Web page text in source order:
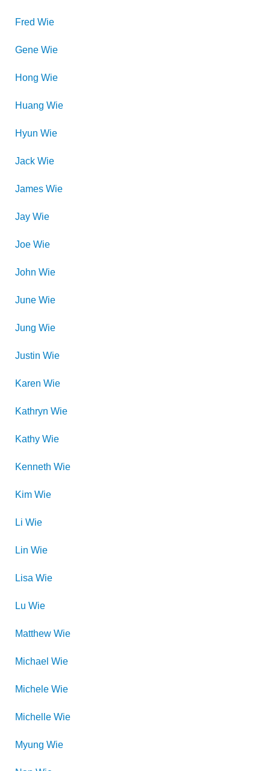
Fred Wie
Gene Wie
Hong Wie
Huang Wie
Hyun Wie
Jack Wie
James Wie
Jay Wie
Joe Wie
John Wie
June Wie
Jung Wie
Justin Wie
Karen Wie
Kathryn Wie
Kathy Wie
Kenneth Wie
Kim Wie
Li Wie
Lin Wie
Lisa Wie
Lu Wie
Matthew Wie
Michael Wie
Michele Wie
Michelle Wie
Myung Wie